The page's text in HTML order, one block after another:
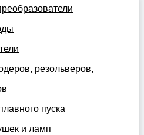
резольверов,
пуска
и ламп